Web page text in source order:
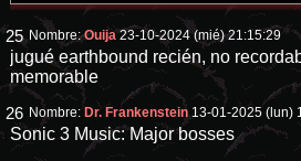
25 Nombre:Ouija 23-10-2024 (mié) 21:15:29
jugué earthbound recién, no
memorable
26 Nombre: Dr. Frankenstein 13-01-2025 (lun)
Sonic 3 Music: Major bosses